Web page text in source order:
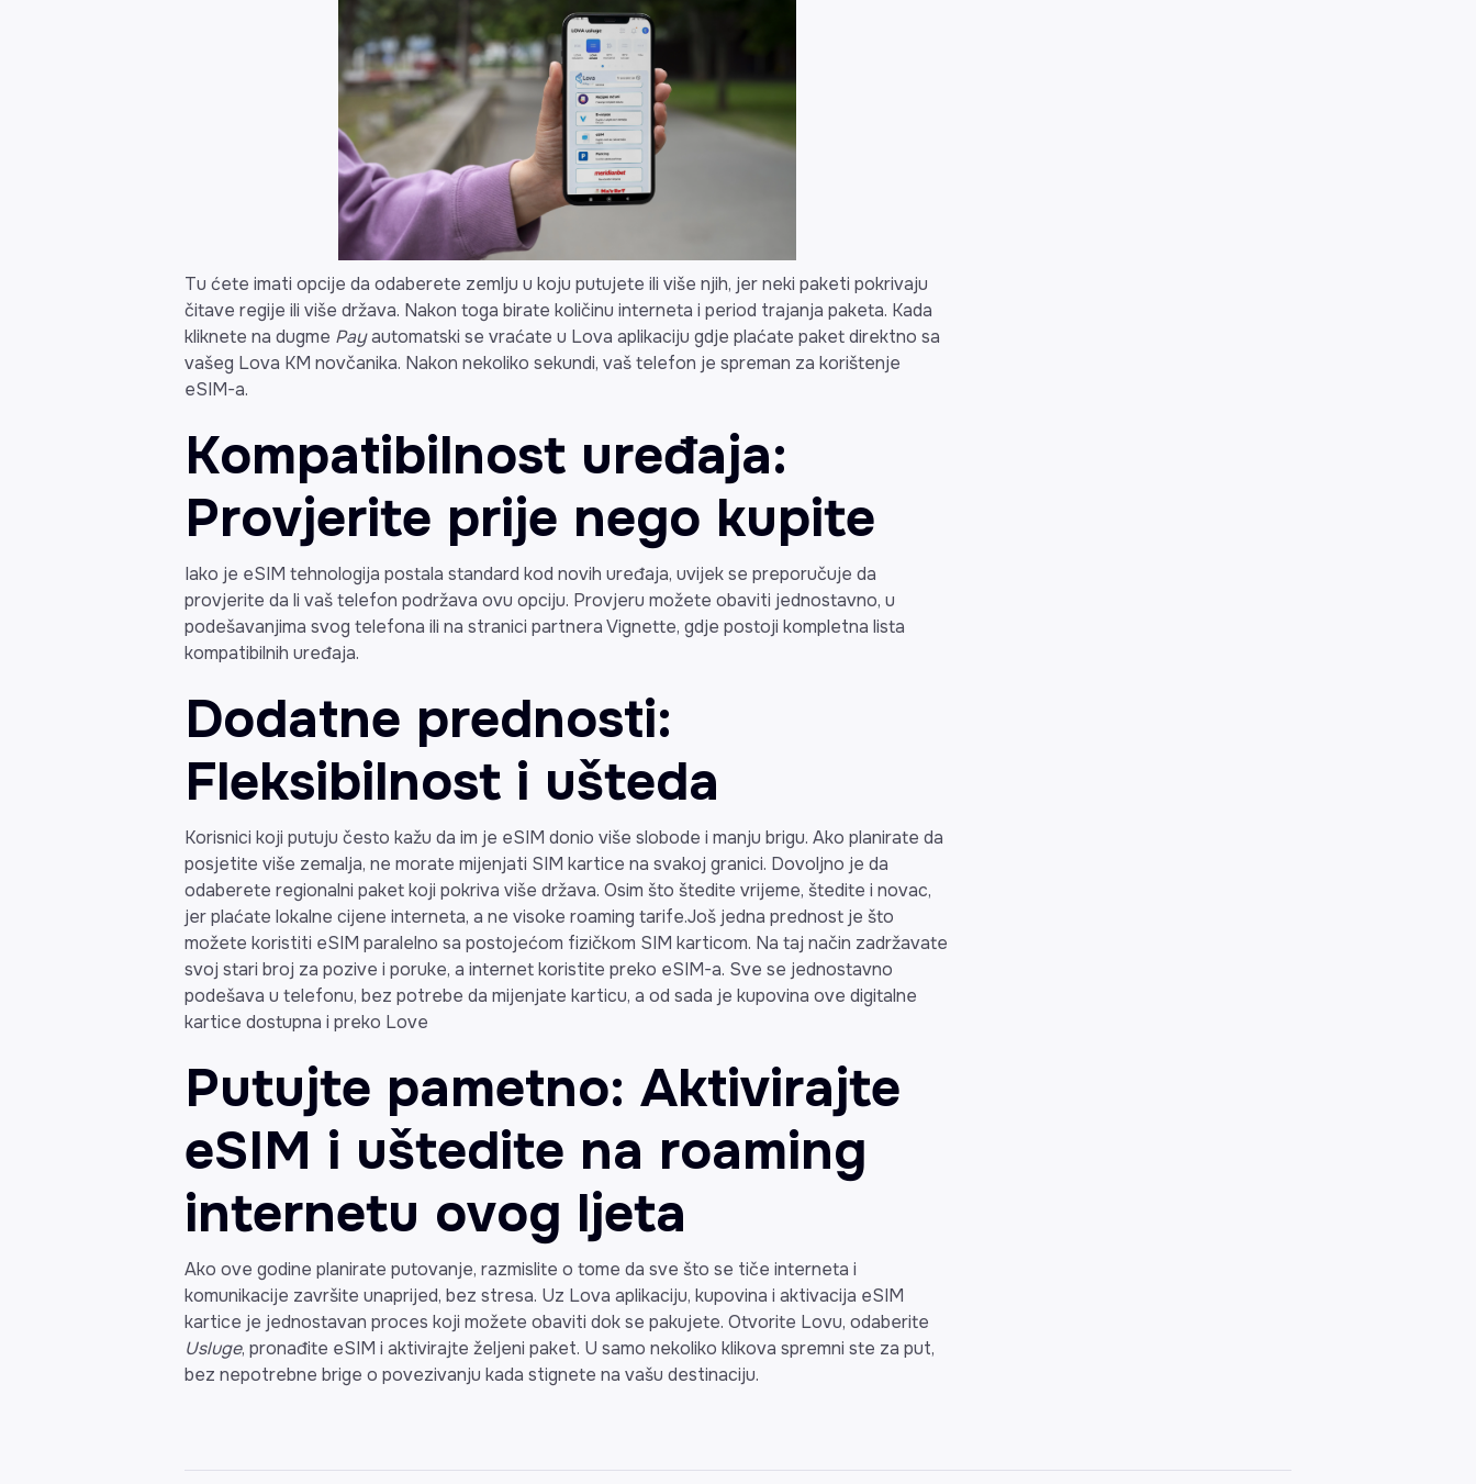
Tu ćete imati opcije da odaberete zemlju u koju putujete ili više njih, jer neki paketi pokrivaju
čitave regije ili više država. Nakon toga birate količinu interneta i period trajanja paketa. Kada
kliknete na dugme Payautomatski se vraćate u Lova aplikaciju gdje plaćate paket direktno sa
vašeg Lova KM novčanika. Nakon nekoliko sekundi, vaš telefon je spreman za korištenje
eSIM-a.
Kompatibilnost uređaja:
Provjerite prije nego kupite
Iako je eSIM tehnologija postala standard kod novih uređaja, uvijek se preporučuje da
provjerite da li vaš telefon podržava ovu opciju. Provjeru možete obaviti jednostavno, u
podešavanjima svog telefona ili na stranici partnera Vignette, gdje postoji kompletna lista
kompatibilnih uređaja.
Dodatne prednosti:
Fleksibilnost i ušteda
Korisnici koji putuju često kažu da im je eSIM donio više slobode i manju brigu. Ako planirate da
posjetite više zemalja, ne morate mijenjati SIM kartice na svakoj granici. Dovoljno je da
odaberete regionalni paket koji pokriva više država. Osim što štedite vrijeme, štedite i novac,
jer plaćate lokalne cijene interneta, a ne visoke roaming tarife.Još jedna prednost je što
možete koristiti eSIM paralelno sa postojećom fizičkom SIM karticom. Na taj način zadržavate
svoj stari broj za pozive i poruke, a internet koristite preko eSIM-a. Sve se jednostavno
podešava u telefonu, bez potrebe da mijenjate karticu, a od sada je kupovina ove digitalne
kartice dostupna i preko Love
Putujte pametno: Aktivirajte
eSIM i uštedite na roaming
internetu ovog ljeta
Ako ove godine planirate putovanje, razmislite o tome da sve što se tiče interneta i
komunikacije završite unaprijed, bez stresa. Uz Lova aplikaciju, kupovina i aktivacija eSIM
kartice je jednostavan proces koji možete obaviti dok se pakujete. Otvorite Lovu, odaberite
Usluge, pronađite eSIM i aktivirajte željeni paket. U samo nekoliko klikova spremni ste za put,
bez nepotrebne brige o povezivanju kada stignete na vašu destinaciju.